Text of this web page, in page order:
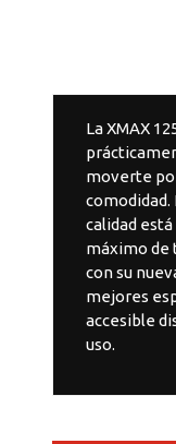
La XMAX
moverte
calidad
máximo de
con su
mejores
accesible
uso.